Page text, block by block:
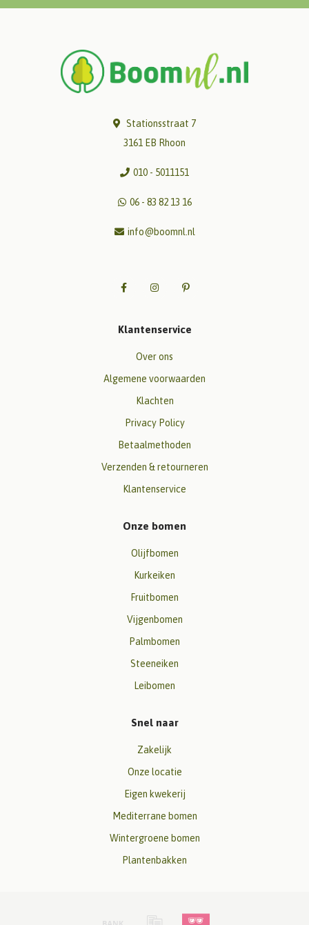
Stationsstraat 7
3161 EB Rhoon
010 - 5011151
06 - 83 82 13 16
info@boomnl.nl
Klantenservice
Over ons
Algemene voorwaarden
Klachten
Privacy Policy
Betaalmethoden
Verzenden & retourneren
Klantenservice
Onze bomen
Olijfbomen
Kurkeiken
Fruitbomen
Vijgenbomen
Palmbomen
Steeneiken
Leibomen
Snel naar
Zakelijk
Onze locatie
Eigen kwekerij
Mediterrane bomen
Wintergroene bomen
Plantenbakken